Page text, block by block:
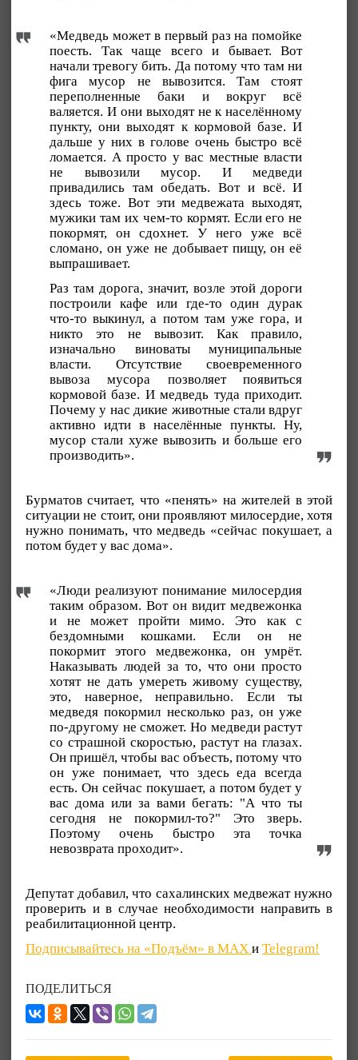
«Медведь может в первый раз на помойке
поесть. Так чаще всего и бывает. Вот
начали тревогу бить. Да потому что там ни
фига мусор не вывозится. Там стоят
переполненные баки и вокруг всё
валяется. И они выходят не к населённому
пункту, они выходят к кормовой базе. И
дальше у них в голове очень быстро всё
ломается. А просто у вас местные власти
не вывозили мусор. И медведи
привадились там обедать. Вот и всё. И
здесь тоже. Вот эти медвежата выходят,
мужики там их чем-то кормят. Если его не
покормят, он сдохнет. У него уже всё
сломано, он уже не добывает пищу, он её
выпрашивает.
Раз там дорога, значит, возле этой дороги
построили кафе или где-то один дурак
что-то выкинул, а потом там уже гора, и
никто это не вывозит. Как правило,
изначально виноваты муниципальные
власти. Отсутствие своевременного
вывоза мусора позволяет появиться
кормовой базе. И медведь туда приходит.
Почему у нас дикие животные стали вдруг
активно идти в населённые пункты. Ну,
мусор стали хуже вывозить и больше его
производить».
Бурматов считает, что «пенять» на жителей в этой
ситуации не стоит, они проявляют милосердие, хотя
нужно понимать, что медведь «сейчас покушает, а
потом будет у вас дома».
«Люди реализуют понимание милосердия
таким образом. Вот он видит медвежонка
и не может пройти мимо. Это как с
бездомными кошками. Если он не
покормит этого медвежонка, он умрёт.
Наказывать людей за то, что они просто
хотят не дать умереть живому существу,
это, наверное, неправильно. Если ты
медведя покормил несколько раз, он уже
по-другому не сможет. Но медведи растут
со страшной скоростью, растут на глазах.
Он пришёл, чтобы вас объесть, потому что
он уже понимает, что здесь еда всегда
есть. Он сейчас покушает, а потом будет у
вас дома или за вами бегать: "А что ты
сегодня не покормил-то?" Это зверь.
Поэтому очень быстро эта точка
невозврата проходит».
Депутат добавил, что сахалинских медвежат нужно
проверить и в случае необходимости направить в
реабилитационной центр.
Подписывайтесь на «Подъём» в MAX и Telegram!
ПОДЕЛИТЬСЯ